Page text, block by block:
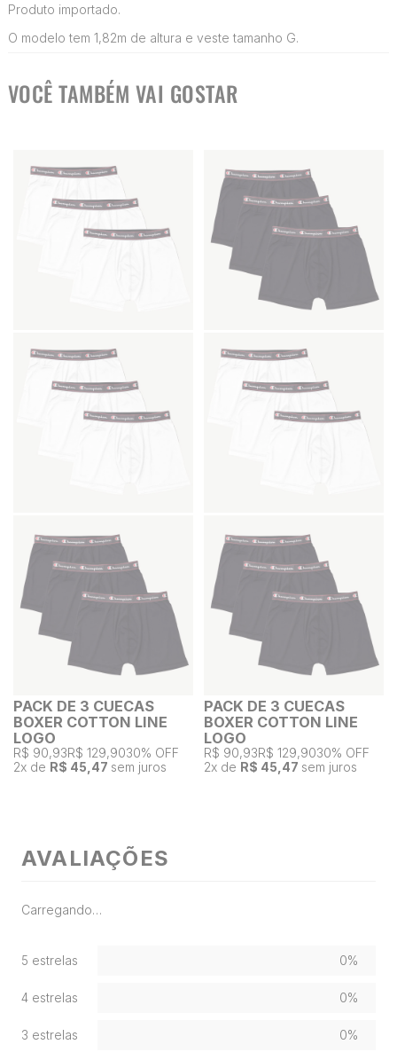
Produto importado.
O modelo tem 1,82m de altura e veste tamanho G.
VOCÊ TAMBÉM VAI GOSTAR
PACK DE 3 CUECAS
BOXER COTTON LINE
LOGO
R$ 90,93R$ 129,9030% OFF
2x de R$ 45,47 sem juros
PACK DE 3 CUECAS
BOXER COTTON LINE
LOGO
R$ 90,93R$ 129,9030% OFF
2x de R$ 45,47 sem juros
AVALIAÇÕES
Carregando…
5 estrelas 0%
4 estrelas 0%
3 estrelas 0%